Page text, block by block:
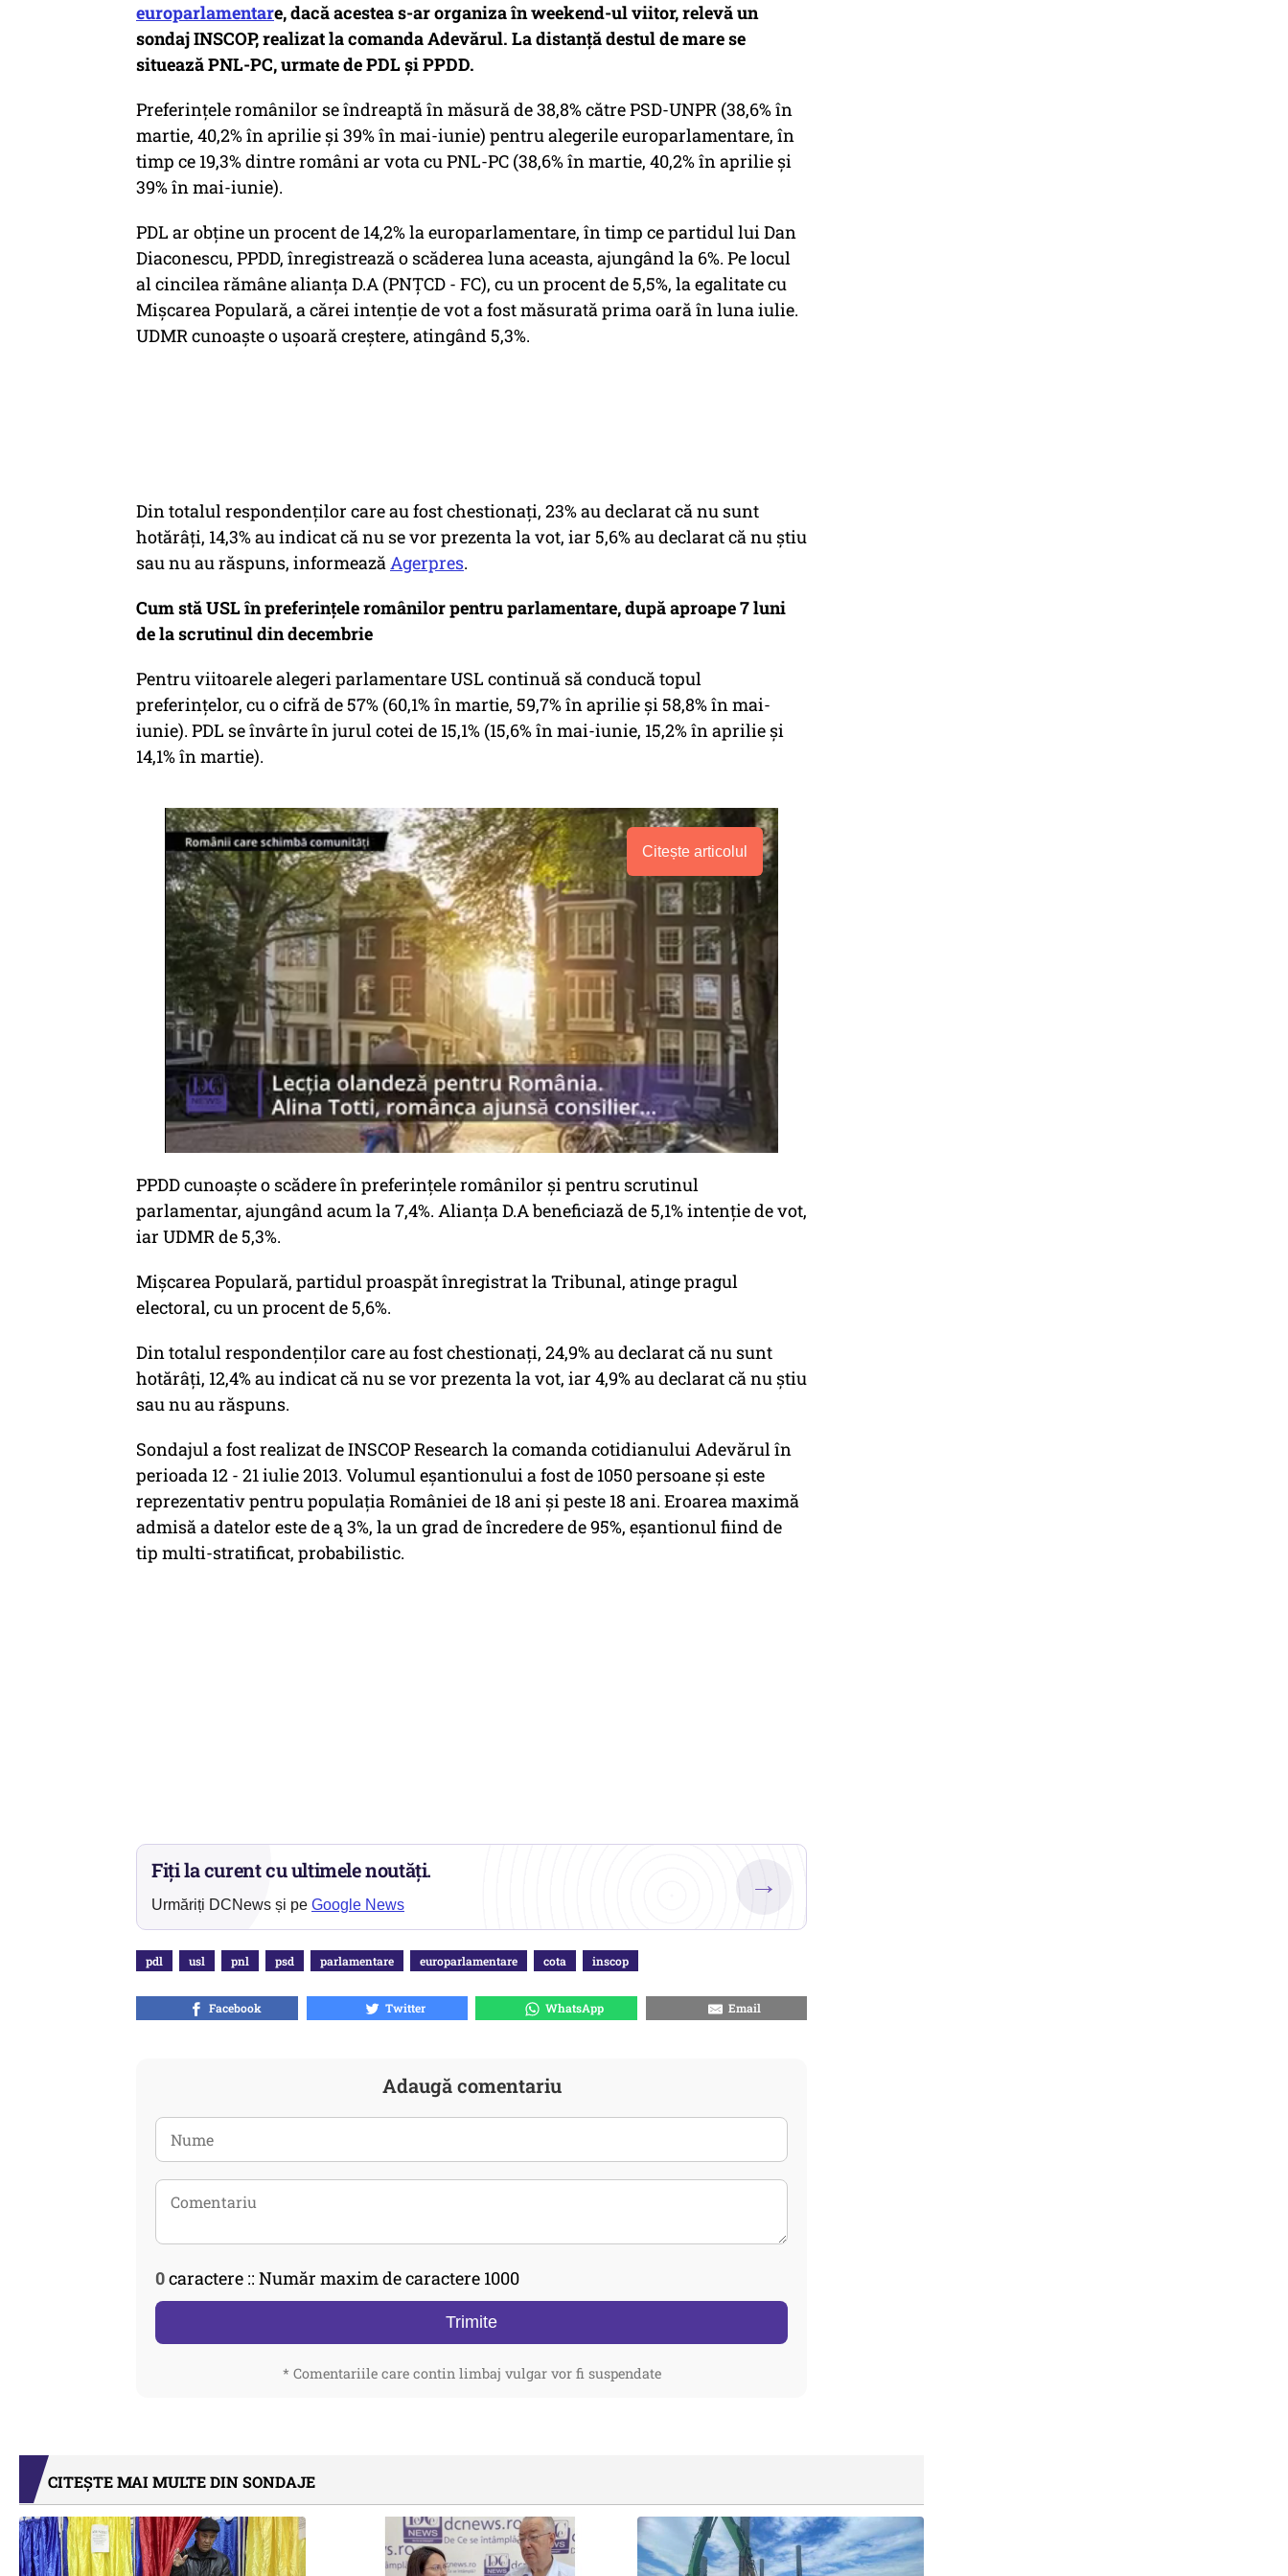
europarlamentare, dacă acestea s-ar organiza în weekend-ul viitor, relevă un
sondaj INSCOP, realizat la comanda Adevărul. La distanță destul de mare se
situează PNL-PC, urmate de PDL și PPDD.
Preferințele românilor se îndreaptă în măsură de 38,8% către PSD-UNPR (38,6% în
martie, 40,2% în aprilie şi 39% în mai-iunie) pentru alegerile europarlamentare, în
timp ce 19,3% dintre români ar vota cu PNL-PC (38,6% în martie, 40,2% în aprilie şi
39% în mai-iunie).
PDL ar obține un procent de 14,2% la europarlamentare, în timp ce partidul lui Dan
Diaconescu, PPDD, înregistrează o scăderea luna aceasta, ajungând la 6%. Pe locul
al cincilea rămâne alianța D.A (PNȚCD - FC), cu un procent de 5,5%, la egalitate cu
Mișcarea Populară, a cărei intenție de vot a fost măsurată prima oară în luna iulie.
UDMR cunoaște o ușoară creștere, atingând 5,3%.
Din totalul respondenţilor care au fost chestionaţi, 23% au declarat că nu sunt
hotărâţi, 14,3% au indicat că nu se vor prezenta la vot, iar 5,6% au declarat că nu ştiu
sau nu au răspuns, informeazăAgerpres.
Cum stă USL în preferințele românilor pentru parlamentare, după aproape 7 luni
de la scrutinul din decembrie
Pentru viitoarele alegeri parlamentare USL continuă să conducă topul
preferințelor, cu o cifră de 57% (60,1% în martie, 59,7% în aprilie şi 58,8% în mai-
iunie). PDL se învârte în jurul cotei de 15,1% (15,6% în mai-iunie, 15,2% în aprilie şi
14,1% în martie).
Citește articolul
PPDD cunoaște o scădere în preferințele românilor și pentru scrutinul
parlamentar, ajungând acum la 7,4%. Alianța D.A beneficiază de 5,1% intenție de vot,
iar UDMR de 5,3%.
Mișcarea Populară, partidul proaspăt înregistrat la Tribunal, atinge pragul
electoral, cu un procent de 5,6%.
Din totalul respondenţilor care au fost chestionaţi, 24,9% au declarat că nu sunt
hotărâţi, 12,4% au indicat că nu se vor prezenta la vot, iar 4,9% au declarat că nu ştiu
sau nu au răspuns.
Sondajul a fost realizat de INSCOP Research la comanda cotidianului Adevărul în
perioada 12 - 21 iulie 2013. Volumul eşantionului a fost de 1050 persoane şi este
reprezentativ pentru populaţia României de 18 ani şi peste 18 ani. Eroarea maximă
admisă a datelor este de ą 3%, la un grad de încredere de 95%, eşantionul fiind de
tip multi-stratificat, probabilistic.
Fiți la curent cu ultimele noutăți.
Urmăriți DCNews și pe Google News
→
pdl usl pnl psd parlamentare europarlamentare cota inscop
Facebook Twitter WhatsApp Email
Adaugă comentariu
0caractere :: Număr maxim de caractere 1000
Trimite
* Comentariile care contin limbaj vulgar vor fi suspendate
CITEȘTE MAI MULTE DIN SONDAJE